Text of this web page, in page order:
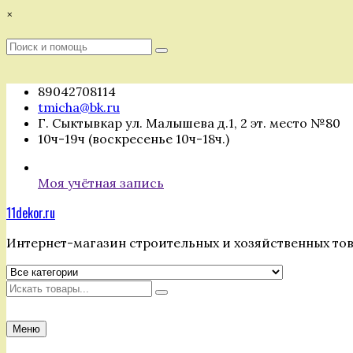
Перейти
содержимому
×
Поиск
Поиск
89042708114
tmicha@bk.ru
Г. Сыктывкар ул. Малышева д.1, 2 эт. место №80
10ч-19ч (воскресенье 10ч-18ч.)
Моя учётная запись
11dekor.ru
Интернет-магазин строительных и хозяйственных
Искать
Меню